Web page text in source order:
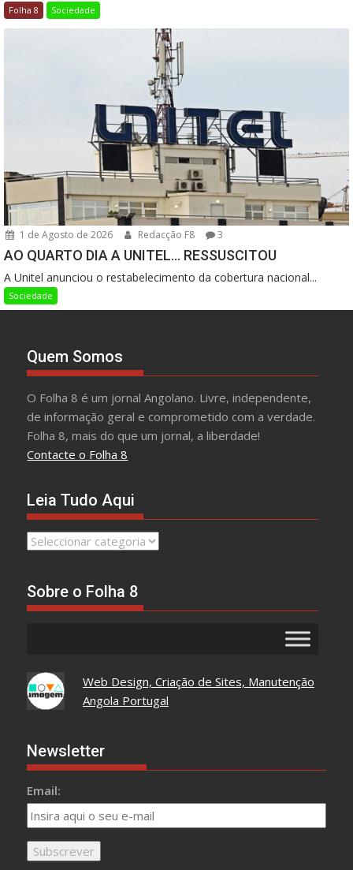
Folha 8 Sociedade
1 de Agosto de 2026 Redacção F8 3
AO QUARTO DIA A UNITEL… RESSUSCITOU
A Unitel anunciou o restabelecimento da cobertura nacional...
Sociedade
Quem Somos
O Folha 8 é um jornal Angolano. Livre, independente,
de informação geral e comprometido com a verdade.
Folha 8, mais do que um jornal, a liberdade!
Contacte o Folha 8
Leia Tudo Aqui
Leia
Sobre o Folha 8
Web Design, Criação de Sites, Manutenção
Angola Portugal
Newsletter
Email: